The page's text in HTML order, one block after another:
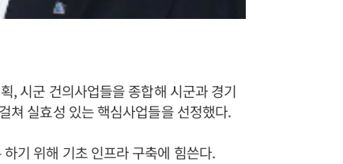
, 시군 건의사업들을 종합해 시군과 경기
쳐 실효성 있는 핵심사업들을 선정했다.
기 위해 기초 인프라 구축에 힘쓴다.